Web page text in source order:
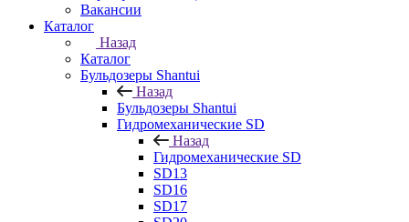
Вакансии
Каталог
Назад
Каталог
Бульдозеры Shantui
Назад
Бульдозеры Shantui
Гидромеханические SD
Назад
Гидромеханические SD
SD13
SD16
SD17